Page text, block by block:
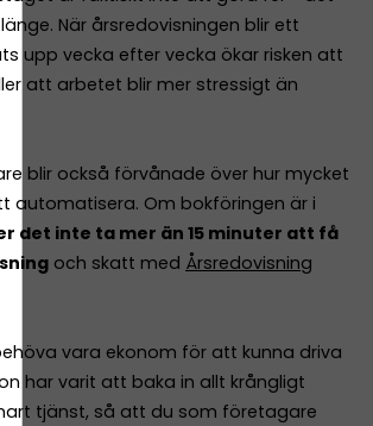
När årsredovisningen blir ett
upp vecka efter vecka ökar risken att
att arbetet blir mer stressigt än
blir också förvånade över hur mycket
automatisera. Om bokföringen är i
det inte ta mer än 15 minuter att få
och skatt med Årsredovisning
vara ekonom för att kunna driva
har varit att baka in allt krångligt
tjänst, så att du som företagare